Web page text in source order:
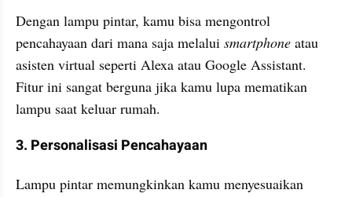
Dengan lampu pintar, kamu bisa mengontrol
pencahayaan dari mana saja melalui smartphone atau
asisten virtual seperti Alexa atau Google Assistant.
Fitur ini sangat berguna jika kamu lupa mematikan
lampu saat keluar rumah.
3. Personalisasi Pencahayaan
Lampu pintar memungkinkan kamu menyesuaikan